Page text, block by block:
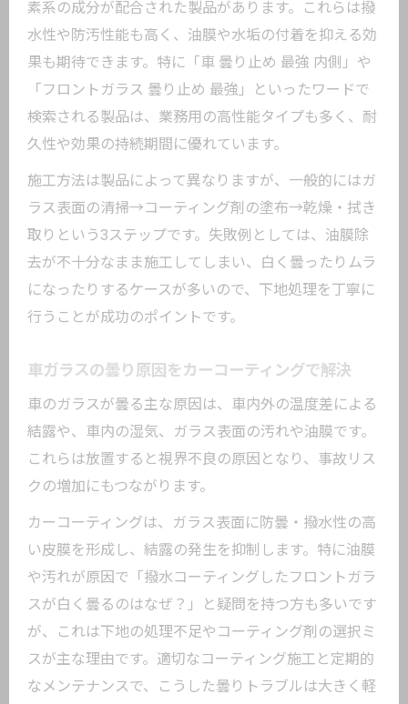
乾燥剤活用とカーコーティングのW効果
快適な視界へ導く曇り止めとメンテナンスの
極意
カーコーティングで快適な視界を保つメ
ンテ術
曇り止めとカーコーティングの併用テク
ニック
長持ちする曇り止めとコーティングの選
び方
効率的なメンテナンスで曇り知らずを実
現
カーコーティングと曇り止めの効果的な
素系の成分が配合された製品があります。これらは撥
水性や防汚性能も高く、油膜や水垢の付着を抑える効
果も期待できます。特に「車 曇り止め 最強 内側」や
「フロントガラス 曇り止め 最強」といったワードで
検索される製品は、業務用の高性能タイプも多く、耐
久性や効果の持続期間に優れています。
施工方法は製品によって異なりますが、一般的にはガ
ラス表面の清掃→コーティング剤の塗布→乾燥・拭き
取りという3ステップです。失敗例としては、油膜除
去が不十分なまま施工してしまい、白く曇ったりムラ
になったりするケースが多いので、下地処理を丁寧に
行うことが成功のポイントです。
車ガラスの曇り原因をカーコーティングで解決
車のガラスが曇る主な原因は、車内外の温度差による
結露や、車内の湿気、ガラス表面の汚れや油膜です。
これらは放置すると視界不良の原因となり、事故リス
クの増加にもつながります。
カーコーティングは、ガラス表面に防曇・撥水性の高
い皮膜を形成し、結露の発生を抑制します。特に油膜
や汚れが原因で「撥水コーティングしたフロントガラ
スが白く曇るのはなぜ？」と疑問を持つ方も多いです
が、これは下地の処理不足やコーティング剤の選択ミ
スが主な理由です。適切なコーティング施工と定期的
なメンテナンスで、こうした曇りトラブルは大きく軽